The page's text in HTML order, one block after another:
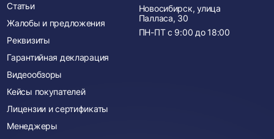
Статьи
Жалобы и предложения
Реквизиты
Гарантийная декларация
Видеообзоры
Кейсы покупателей
Лицензии и сертификаты
Менеджеры
Новосибирск, улица
Палласа, 30
ПН-ПТ с 9:00 до 18:00